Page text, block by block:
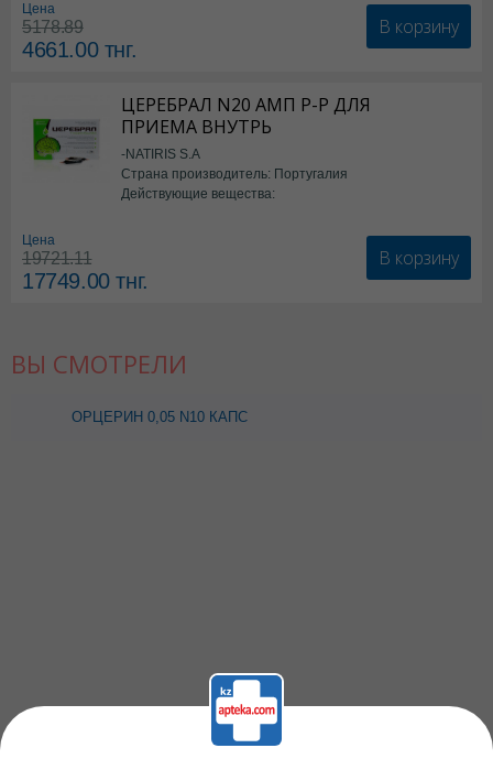
Цена
5178.89
4661.00тнг.
В корзину
ЦЕРЕБРАЛ N20 АМП Р-Р ДЛЯ
ПРИЕМА ВНУТРЬ
-NATIRIS S.A
Страна производитель: Португалия
Действующие вещества:
Цена
19721.11
17749.00тнг.
В корзину
ВЫ СМОТРЕЛИ
ОРЦЕРИН 0,05 N10 КАПС